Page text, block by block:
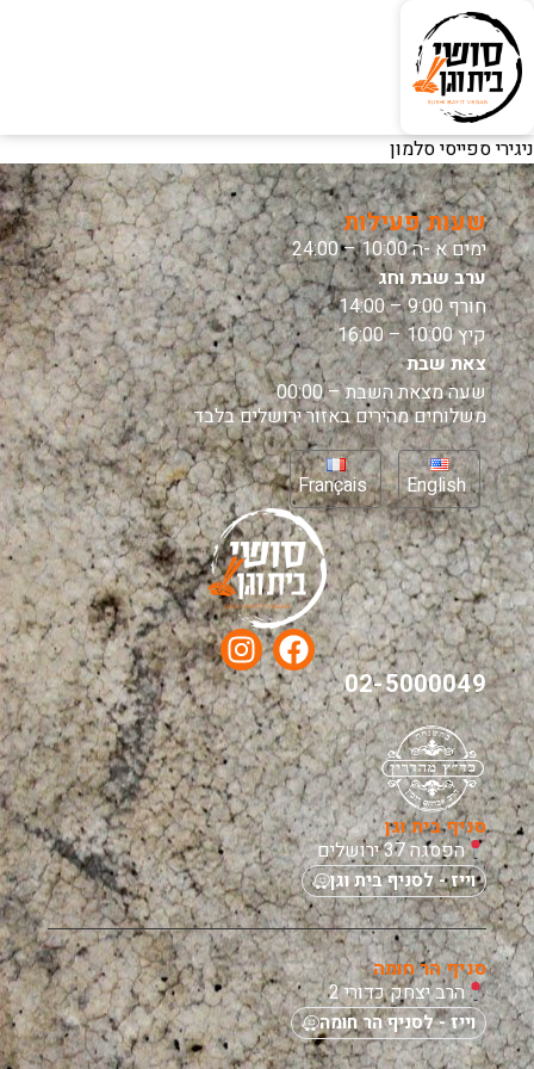
ניגירי ספייסי סלמון
שעות פעילות
ימים א -ה 10:00 – 24:00
ערב שבת וחג
חורף 9:00 – 14:00
קיץ 10:00 – 16:00
צאת שבת
שעה מצאת השבת – 00:00
משלוחים מהירים באזור ירושלים בלבד
English
Français
02-5000049
סניף בית וגן
הפסגה 37 ירושלים
וייז - לסניף בית וגן
סניף הר חומה
הרב יצחק כדורי 2
וייז - לסניף הר חומה